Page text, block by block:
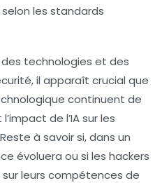
les standards
technologies et des
il apparaît crucial que
continuent de
de l’IAsur les
à savoir si, dans un
évoluera ou si les hackers
leurs compétences de